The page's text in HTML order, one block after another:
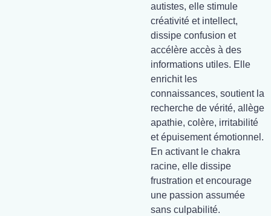
autistes, elle stimule
créativité et intellect,
dissipe confusion et
accélère accès à des
informations utiles. Elle
enrichit les
connaissances, soutient la
recherche de vérité, allège
apathie, colère, irritabilité
et épuisement émotionnel.
En activant le chakra
racine, elle dissipe
frustration et encourage
une passion assumée
sans culpabilité.